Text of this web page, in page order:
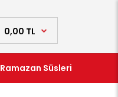
0,00 TL
Ramazan Süsleri